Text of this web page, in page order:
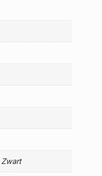
Zwart